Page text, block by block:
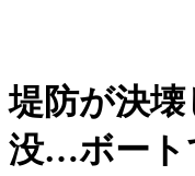
堤防が決
没…ボート